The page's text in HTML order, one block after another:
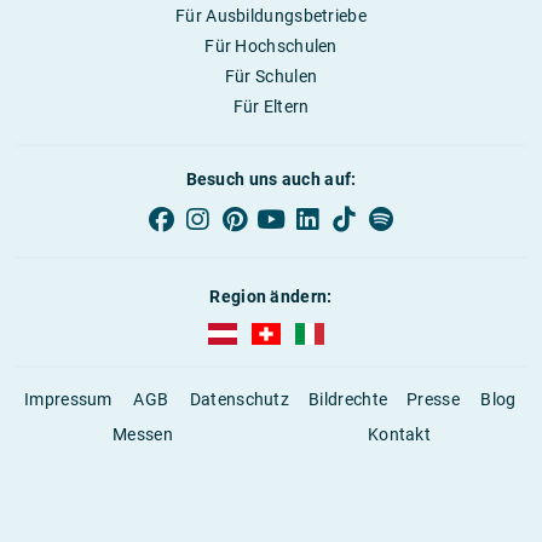
Für Ausbildungsbetriebe
Für Hochschulen
Für Schulen
Für Eltern
Besuch uns auch auf:
Region ändern:
AUBI-plus Österreich (deutsch)
Impressum AGB Datenschutz Bildrechte Presse
Blog
Messen
Kontakt